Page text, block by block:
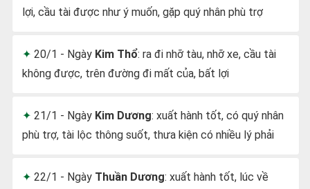
lợi, cầu tài được như ý muốn, gặp quý nhân phù trợ
20/1 - Ngày Kim Thổ: ra đi nhỡ tàu, nhỡ xe, cầu tài
không được, trên đường đi mất của, bất lợi
21/1 - Ngày Kim Dương: xuất hành tốt, có quý nhân
phù trợ, tài lộc thông suốt, thưa kiện có nhiều lý phải
22/1 - Ngày Thuần Dương: xuất hành tốt, lúc về